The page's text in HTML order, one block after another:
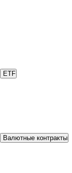
ETF
Валютные контракты